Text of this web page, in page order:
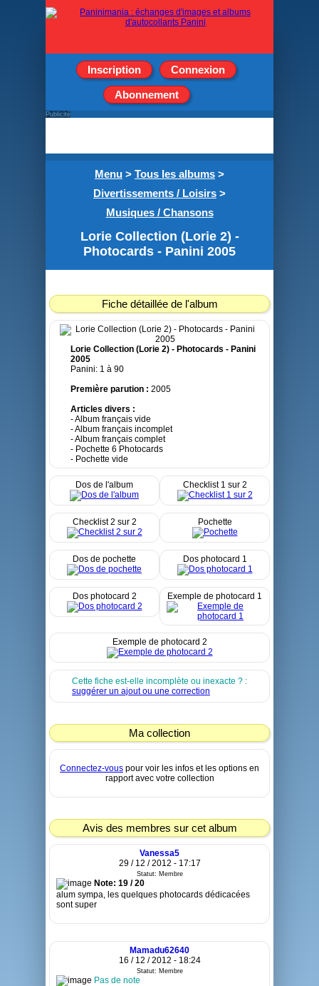
Inscription Connexion
Abonnement
Menu > Tous les albums >
Divertissements / Loisirs >
Musiques / Chansons
Lorie Collection (Lorie 2) -
Photocards - Panini 2005
Fiche détaillée de l'album
Lorie Collection (Lorie 2) - Photocards - Panini
2005
Panini: 1 à 90
Première parution : 2005
Articles divers :
- Album français vide
- Album français incomplet
- Album français complet
- Pochette 6 Photocards
- Pochette vide
Dos de l'album Checklist 1 sur 2
Checklist 2 sur 2 Pochette
Dos de pochette Dos photocard 1
Dos photocard 2 Exemple de photocard 1
Exemple de photocard 2
Cette fiche est-elle incomplète ou inexacte ? :
suggérer un ajout ou une correction
Ma collection
Connectez-vous pour voir les infos et les options en
rapport avec votre collection
Avis des membres sur cet album
Vanessa5
29 / 12 / 2012 - 17:17
Statut: Membre
Note: 19 / 20
alum sympa, les quelques photocards dédicacées
sont super
Mamadu62640
16 / 12 / 2012 - 18:24
Statut: Membre
Pas de note
Publicité